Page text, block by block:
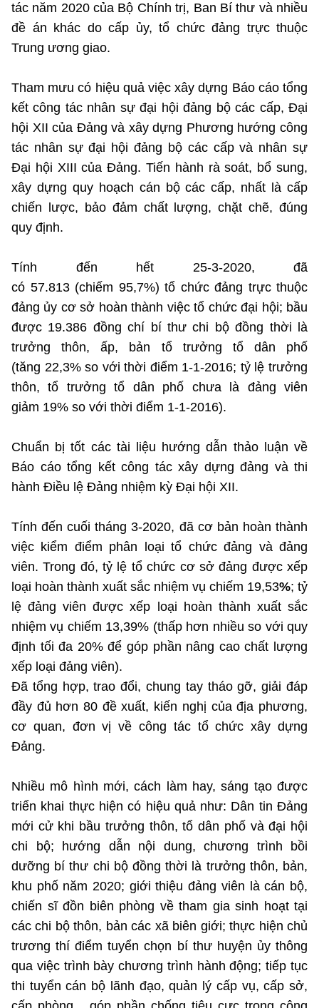
tác năm 2020 của Bộ Chính trị, Ban Bí thư và nhiều
đề án khác do cấp ủy, tổ chức đảng trực thuộc
Trung ương giao.
Tham mưu có hiệu quả việc xây dựng Báo cáo tổng
kết công tác nhân sự đại hội đảng bộ các cấp, Đại
hội XII của Đảng và xây dựng Phương hướng công
tác nhân sự đại hội đảng bộ các cấp và nhân sự
Đại hội XIII của Đảng. Tiến hành rà soát, bổ sung,
xây dựng quy hoạch cán bộ các cấp, nhất là cấp
chiến lược, bảo đảm chất lượng, chặt chẽ, đúng
quy định.
Tính đến hết 25-3-2020, đã
có 57.813 (chiếm 95,7%) tổ chức đảng trực thuộc
đảng ủy cơ sở hoàn thành việc tổ chức đại hội; bầu
được 19.386 đồng chí bí thư chi bộ đồng thời là
trưởng thôn, ấp, bản tổ trưởng tổ dân phố
(tăng 22,3% so với thời điểm 1-1-2016; tỷ lệ trưởng
thôn, tổ trưởng tổ dân phố chưa là đảng viên
giảm 19% so với thời điểm 1-1-2016).
Chuẩn bị tốt các tài liệu hướng dẫn thảo luận về
Báo cáo tổng kết công tác xây dựng đảng và thi
hành Điều lệ Đảng nhiệm kỳ Đại hội XII.
Tính đến cuối tháng 3-2020, đã cơ bản hoàn thành
việc kiểm điểm phân loại tổ chức đảng và đảng
viên. Trong đó, tỷ lệ tổ chức cơ sở đảng được xếp
loại hoàn thành xuất sắc nhiệm vụ chiếm 19,53%; tỷ
lệ đảng viên được xếp loại hoàn thành xuất sắc
nhiệm vụ chiếm 13,39% (thấp hơn nhiều so với quy
định tối đa 20% để góp phần nâng cao chất lượng
xếp loại đảng viên).
Đã tổng hợp, trao đổi, chung tay tháo gỡ, giải đáp
đầy đủ hơn 80 đề xuất, kiến nghị của địa phương,
cơ quan, đơn vị về công tác tổ chức xây dựng
Đảng.
Nhiều mô hình mới, cách làm hay, sáng tạo được
triển khai thực hiện có hiệu quả như: Dân tin Đảng
mới cử khi bầu trưởng thôn, tổ dân phố và đại hội
chi bộ; hướng dẫn nội dung, chương trình bồi
dưỡng bí thư chi bộ đồng thời là trưởng thôn, bản,
khu phố năm 2020; giới thiệu đảng viên là cán bộ,
chiến sĩ đồn biên phòng về tham gia sinh hoạt tại
các chi bộ thôn, bản các xã biên giới; thực hiện chủ
trương thí điểm tuyển chọn bí thư huyện ủy thông
qua việc trình bày chương trình hành động; tiếp tục
thi tuyển cán bộ lãnh đạo, quản lý cấp vụ, cấp sở,